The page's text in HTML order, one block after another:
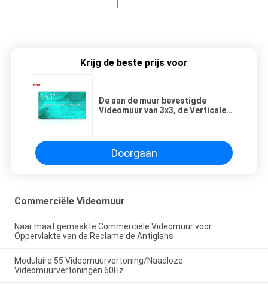
Krijg de beste prijs voor
De aan de muur bevestigde
Videomuur van 3x3, de Verticale
Doorgaan
Commerciële Videomuur
Naar maat gemaakte Commerciële Videomuur voor
Oppervlakte van de Reclame de Antiglans
Modulaire 55 Videomuurvertoning/Naadloze
Videomuurvertoningen 60Hz